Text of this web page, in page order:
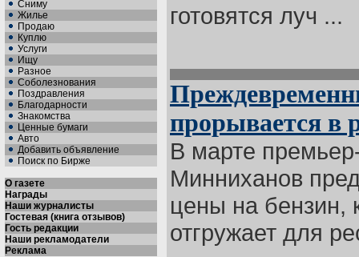
Сниму
Жилье
Продаю
Куплю
Услуги
Ищу
Разное
Соболезнования
Поздравления
Благодарности
Знакомства
Ценные бумаги
Авто
Добавить объявление
Поиск по Бирже
О газете
Награды
Наши журналисты
Гостевая (книга отзывов)
Гость редакции
Наши рекламодатели
Реклама
готовятся луч ...
прорывается в
В марте
Минниханов
цены на бензин,
отгружает для